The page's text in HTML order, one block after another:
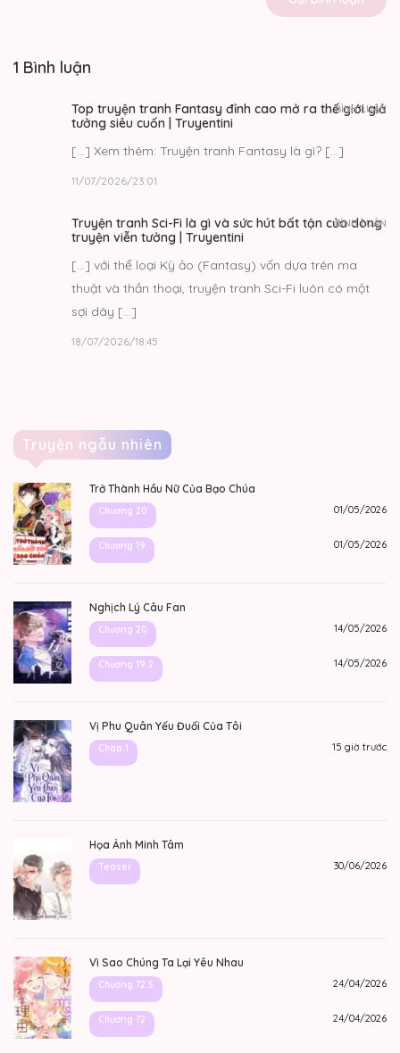
1 Bình luận
Top truyện tranh Fantasy đỉnh cao mở ra thế giới giả
tưởng siêu cuốn | Truyentini
[…] Xem thêm: Truyện tranh Fantasy là gì? […]
11/07/2026/23:01
BÌNH LUẬN
Truyện tranh Sci-Fi là gì và sức hút bất tận của dòng
truyện viễn tưởng | Truyentini
[…] với thể loại Kỳ ảo (Fantasy) vốn dựa trên ma
thuật và thần thoại, truyện tranh Sci-Fi luôn có một
sợi dây […]
18/07/2026/18:45
BÌNH LUẬN
Truyện ngẫu nhiên
Trở Thành Hầu Nữ Của Bạo Chúa
Chương 20 01/05/2026
Chương 19 01/05/2026
Nghịch Lý Câu Fan
Chương 20 14/05/2026
Chương 19.2 14/05/2026
Vị Phu Quân Yếu Đuối Của Tôi
Chap 1 15 giờ trước
Họa Ảnh Minh Tâm
Teaser 30/06/2026
Vì Sao Chúng Ta Lại Yêu Nhau
Chương 72.5 24/04/2026
Chương 72 24/04/2026